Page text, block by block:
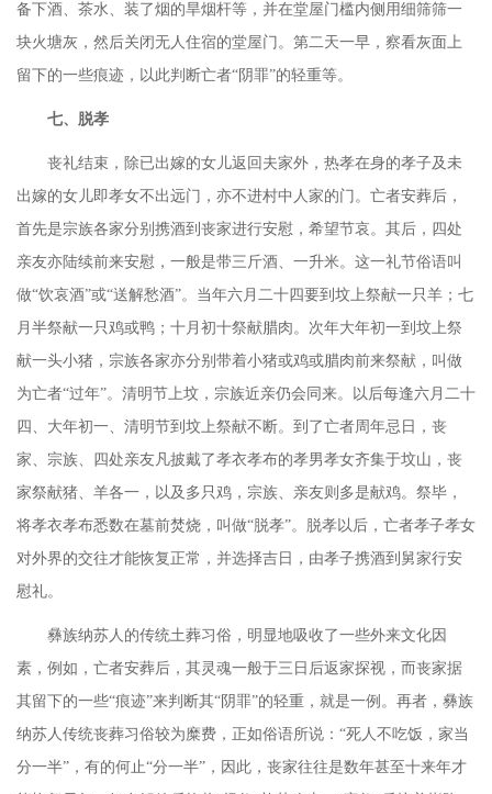
备下酒、茶水、装了烟的旱烟杆等，并在堂屋门槛内侧用细筛筛一
块火塘灰，然后关闭无人住宿的堂屋门。第二天一早，察看灰面上
留下的一些痕迹，以此判断亡者“阴罪”的轻重等。
七、脱孝
丧礼结束，除已出嫁的女儿返回夫家外，热孝在身的孝子及未
出嫁的女儿即孝女不出远门，亦不进村中人家的门。亡者安葬后，
首先是宗族各家分别携酒到丧家进行安慰，希望节哀。其后，四处
亲友亦陆续前来安慰，一般是带三斤酒、一升米。这一礼节俗语叫
做“饮哀酒”或“送解愁酒”。当年六月二十四要到坟上祭献一只羊；七
月半祭献一只鸡或鸭；十月初十祭献腊肉。次年大年初一到坟上祭
献一头小猪，宗族各家亦分别带着小猪或鸡或腊肉前来祭献，叫做
为亡者“过年”。清明节上坟，宗族近亲仍会同来。以后每逢六月二十
四、大年初一、清明节到坟上祭献不断。到了亡者周年忌日，丧
家、宗族、四处亲友凡披戴了孝衣孝布的孝男孝女齐集于坟山，丧
家祭献猪、羊各一，以及多只鸡，宗族、亲友则多是献鸡。祭毕，
将孝衣孝布悉数在墓前焚烧，叫做“脱孝”。脱孝以后，亡者孝子孝女
对外界的交往才能恢复正常，并选择吉日，由孝子携酒到舅家行安
慰礼。
彝族纳苏人的传统土葬习俗，明显地吸收了一些外来文化因
素，例如，亡者安葬后，其灵魂一般于三日后返家探视，而丧家据
其留下的一些“痕迹”来判断其“阴罪”的轻重，就是一例。再者，彝族
纳苏人传统丧葬习俗较为糜费，正如俗语所说： “死人不吃饭，家当
分一半”，有的何止“分一半”，因此，丧家往往是数年甚至十来年才